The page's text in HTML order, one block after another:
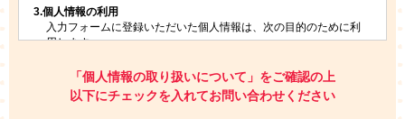
3.個人情報の利用
入力フォームに登録いただいた個人情報は、次の目的のために利
用します。
お問い合わせにお答えするため
レプトンのキャンペーンや新商品（新サービス）、新規開講教
室等をご案内するため
「個人情報の取り扱いについて」をご確認の上
以下にチェックを入れてお問い合わせください